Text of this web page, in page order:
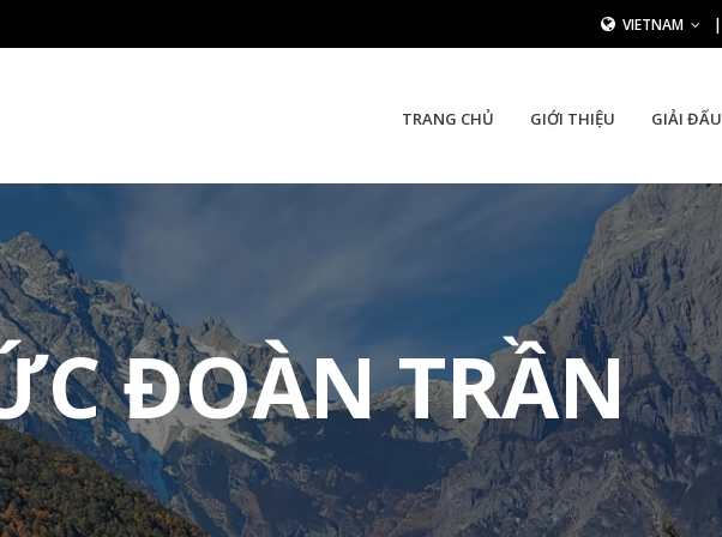
VIETNAM |
TRANG CHỦ GIỚI THIỆU GIẢI ĐẤU
ĐOÀN TRẦN